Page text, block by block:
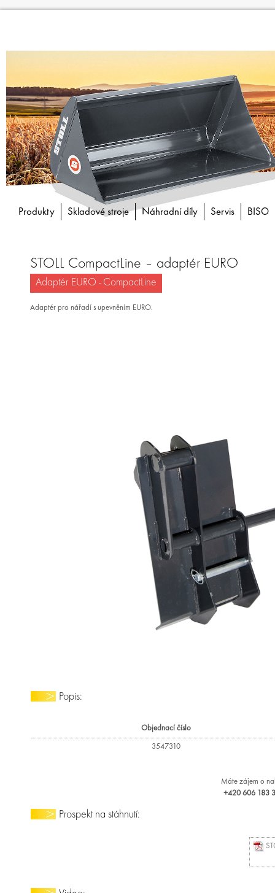
Produkty Skladové stroje Náhradní díly Servis BISO
STOLL CompactLine – adaptér EURO
Adaptér EURO - CompactLine
Adaptér pro nářadí s upevněním EURO.
Popis:
Objednací číslo
3547310
Máte zájem o
+420 606 183
Prospekt na stáhnutí: